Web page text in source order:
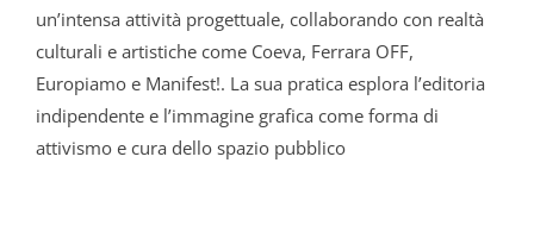
un’intensa attività progettuale, collaborando con realtà
culturali e artistiche come Coeva, Ferrara OFF,
Europiamo e Manifest!. La sua pratica esplora l’editoria
indipendente e l’immagine grafica come forma di
attivismo e cura dello spazio pubblico